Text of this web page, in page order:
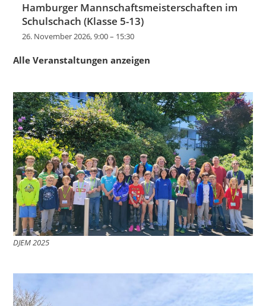
Hamburger Mannschaftsmeisterschaften im
Schulschach (Klasse 5-13)
26. November 2026, 9:00– 15:30
Alle Veranstaltungen anzeigen
DJEM 2025